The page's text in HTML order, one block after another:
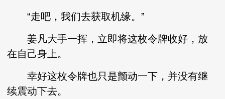
“走吧，我们去获取机缘。”
姜凡大手一挥，立即将这枚令牌收好，放
在自己身上。
幸好这枚令牌也只是颤动一下，并没有继
续震动下去。